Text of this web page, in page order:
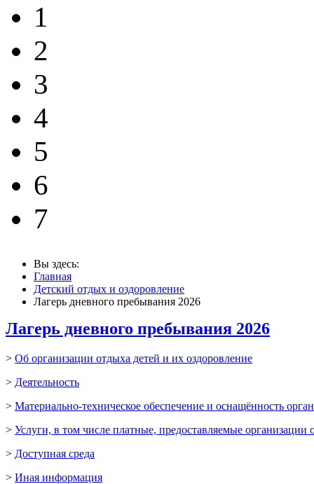
1
2
3
4
5
6
7
Вы здесь:
Главная
Детский отдых и оздоровление
Лагерь дневного пребывания 2026
Лагерь дневного пребывания 2026
> Об организации отдыха детей и их оздоровление
> Деятельность
> Материально-техническое обеспечение и оснащённость
> Услуги, в том числе платные, предоставляемые организации
> Доступная среда
> Иная информация